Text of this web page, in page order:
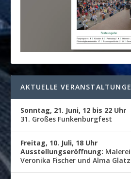
AKTUELLE
Sonntag, 21. Juni, 12 bis 22 Uhr
31. Großes Funkenburgfest
Freitag, 10. Juli, 18 Uhr
Ausstellungseröffnung:
Veronika Fischer und Alma Glatz